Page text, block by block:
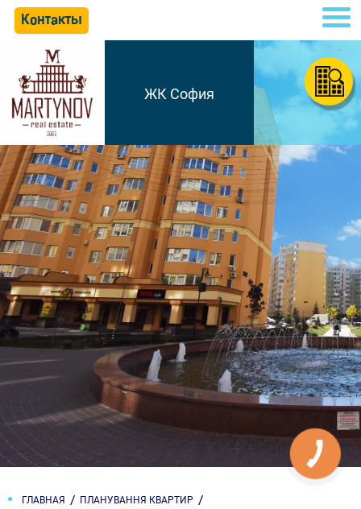
Контакты
ЖК София
ГЛАВНАЯ ПЛАНУВАННЯ КВАРТИР